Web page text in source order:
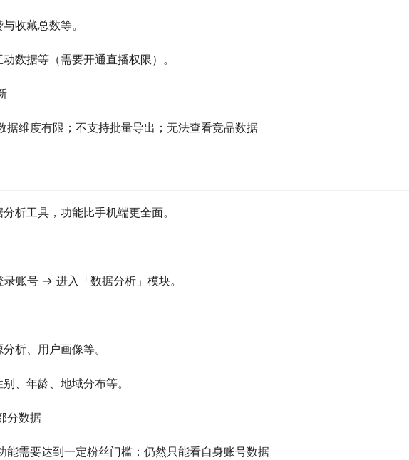
收藏总数等。
数据等（需要开通直播权限）。
据维度有限；不支持批量导出；无法查看竞品数据
析工具，功能比手机端更全面。
账号 → 进入「数据分析」模块。
析、用户画像等。
、年龄、地域分布等。
分数据
能需要达到一定粉丝门槛；仍然只能看自身账号数据